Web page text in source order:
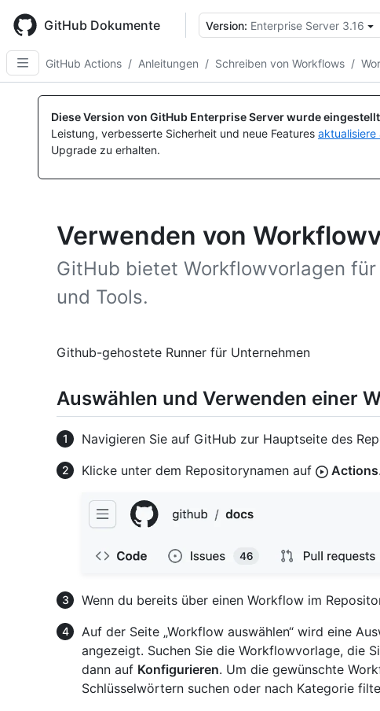
main
content
GitHub Dokumente Version: Enterprise Server 3.16
GitHub Actions / Anleitungen / Schreiben von Workflows /
Diese Version von GitHub Enterprise Server wurde
Leistung, verbesserte Sicherheit und neue Features aktualisiere
Upgrade zu erhalten.
Verwenden von
GitHub bietet Workflowvorlagen
und Tools.
Github-gehostete Runner für Unternehmen
Auswählen und Verwenden einer
Navigieren Sie auf GitHub zur Hauptseite des
Klicke unter dem Repositorynamen auf
Actions.
Wenn du bereits über einen Workflow im
Auf der Seite „Workflow auswählen“ wird eine
angezeigt. Suchen Sie die Workflowvorlage, die
dann auf Konfigurieren. Um die gewünschte
Schlüsselwörtern suchen oder nach Kategorie